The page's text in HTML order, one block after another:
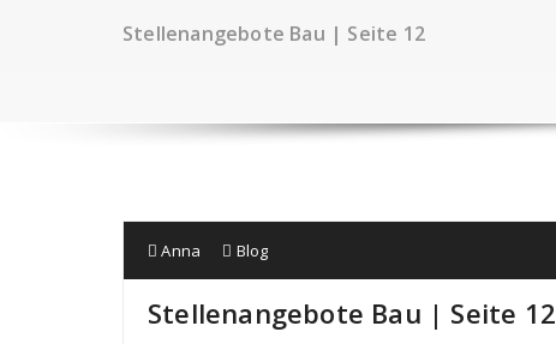
Stellenangebote Bau | Seite 12
Anna Blog
Stellenangebote Bau | Seite 12